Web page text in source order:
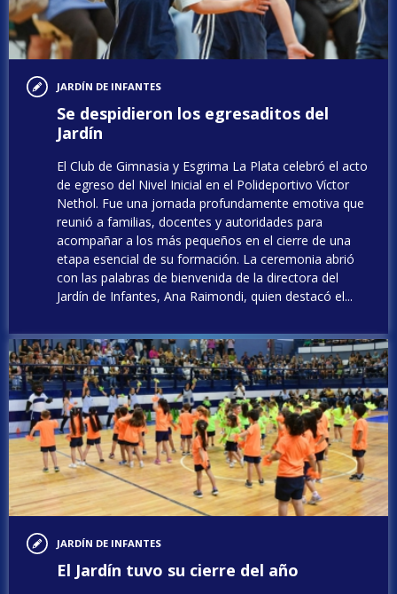
JARDÍN DE INFANTES
Se despidieron los egresaditos del
Jardín
El Club de Gimnasia y Esgrima La Plata celebró el acto
de egreso del Nivel Inicial en el Polideportivo Víctor
Nethol. Fue una jornada profundamente emotiva que
reunió a familias, docentes y autoridades para
acompañar a los más pequeños en el cierre de una
etapa esencial de su formación. La ceremonia abrió
con las palabras de bienvenida de la directora del
Jardín de Infantes, Ana Raimondi, quien destacó el...
JARDÍN DE INFANTES
El Jardín tuvo su cierre del año